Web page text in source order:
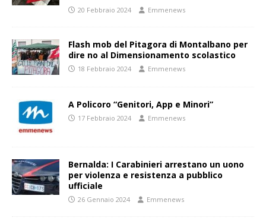
20 Febbraio 2024 Emmenews
Flash mob del Pitagora di Montalbano per
dire no al Dimensionamento scolastico
18 Febbraio 2024 Emmenews
A Policoro “Genitori, App e Minori”
17 Febbraio 2024 Emmenews
Bernalda: I Carabinieri arrestano un uono
per violenza e resistenza a pubblico
ufficiale
26 Gennaio 2024 Emmenews